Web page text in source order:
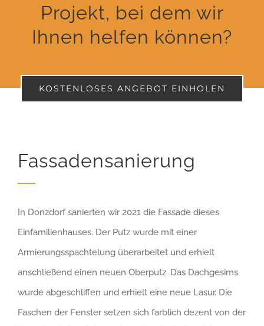
Projekt, bei dem wir
Ihnen helfen können?
KOSTENLOSES ANGEBOT EINHOLEN
Fassadensanierung
In Donzdorf sanierten wir 2021 die Fassade dieses
Einfamilienhauses. Der Putz wurde mit einer
Armierungsspachtelung überarbeitet und erhielt
anschließend einen neuen Oberputz. Das Dachgesims
wurde abgeschliffen und erhielt eine neue Lasur. Die
Faschen der Fenster setzen sich farblich dezent von der